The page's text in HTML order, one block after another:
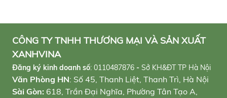
CÔNG TY TNHH THƯƠNG MẠI VÀ SẢN XUẤT
XANHVINA
Đăng ký kinh doanh số: 0110487876 - Sở KH&ĐT TP Hà Nội
Văn Phòng HN: Số 45, Thanh Liệt, Thanh Trì, Hà Nội
Sài Gòn: 618, Trần Đại Nghĩa, Phường Tân Tạo A,